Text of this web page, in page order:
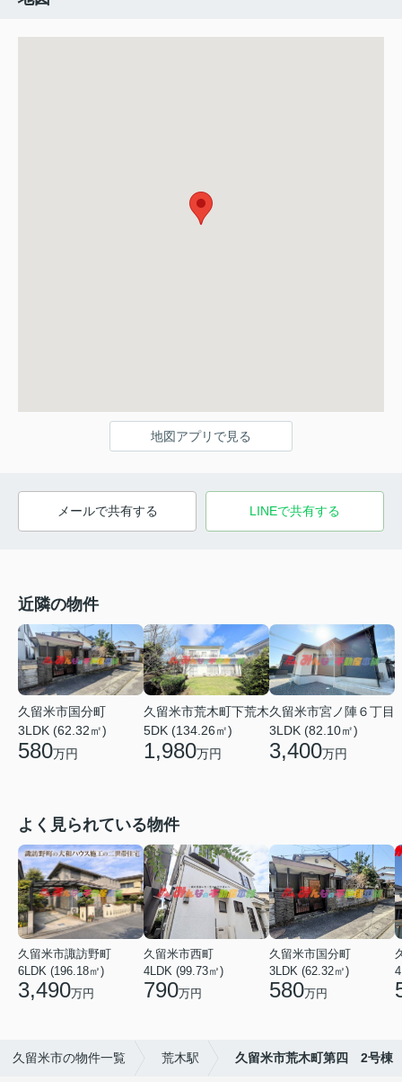
地図アプリで見る
メールで共有する LINEで共有する
近隣の物件
久留米市国分町
3LDK (62.32㎡)
580万円
久留米市荒木町下荒木
5DK (134.26㎡)
1,980万円
久留米市宮ノ陣６丁目
3LDK (82.10㎡)
3,400万円
よく見られている物件
久留米市諏訪野町
6LDK (196.18㎡)
3,490万円
久留米市西町
4LDK (99.73㎡)
790万円
久留米市国分町
3LDK (62.32㎡)
580万円
久留米市の物件一覧 荒木駅 久留米市荒木町第四 2号棟